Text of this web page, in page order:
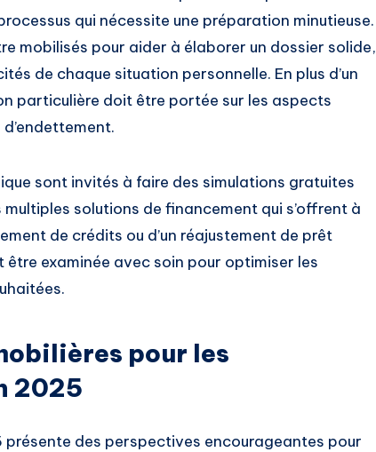
qui nécessite une préparation minutieuse.
mobilisés pour aider à élaborer un dossier solide,
de chaque situation personnelle. En plus d’un
particulière doit être portée sur les aspects
sont invités à faire des simulations gratuites
solutions de financement qui s’offrent à
de crédits ou d’un réajustement de prêt
examinée avec soin pour optimiser les
pour les
2025
présente des perspectives encourageantes pour